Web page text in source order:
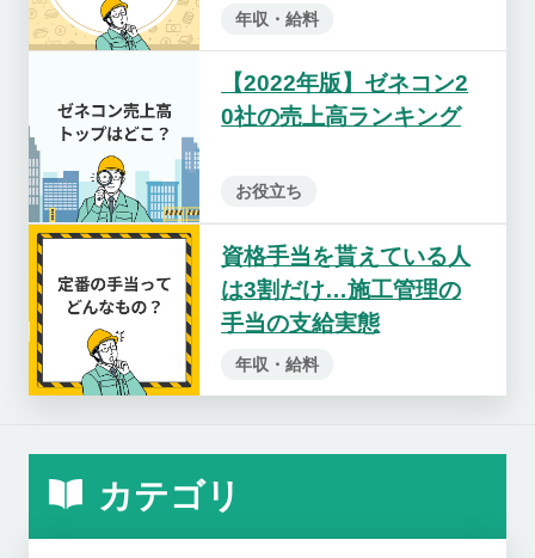
年収・給料
【2022年版】ゼネコン2
0社の売上高ランキング
お役立ち
資格手当を貰えている人
は3割だけ…施工管理の
手当の支給実態
年収・給料
カテゴリ